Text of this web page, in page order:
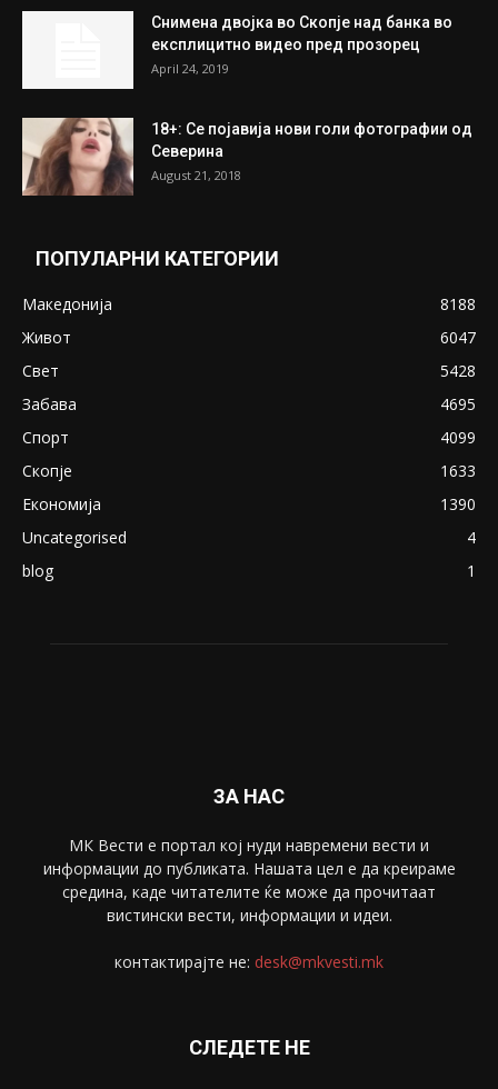
Снимена двојка во Скопје над банка во
експлицитно видео пред прозорец
April 24, 2019
18+: Се појавија нови голи фотографии од
Северина
August 21, 2018
ПОПУЛАРНИ КАТЕГОРИИ
Македонија
8188
Живот
6047
Свет
5428
Забава
4695
Спорт
4099
Скопје
1633
Економија
1390
Uncategorised
4
blog
1
ЗА НАС
МК Вести е портал коj нуди навремени вести и
информации до публиката. Нашата цел е да креираме
средина, каде читателите ќе може да прочитаат
вистински вести, информации и идеи.
контактирајте не: desk@mkvesti.mk
СЛЕДЕТЕ НЕ